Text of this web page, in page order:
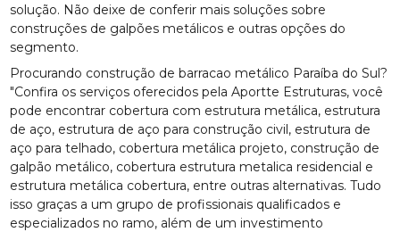
solução. Não deixe de conferir mais soluções sobre
construções de galpões metálicos e outras opções do
segmento.
Procurando construção de barracao metálico Paraíba do Sul?
"Confira os serviços oferecidos pela Aportte Estruturas, você
pode encontrar cobertura com estrutura metálica, estrutura
de aço, estrutura de aço para construção civil, estrutura de
aço para telhado, cobertura metálica projeto, construção de
galpão metálico, cobertura estrutura metalica residencial e
estrutura metálica cobertura, entre outras alternativas. Tudo
isso graças a um grupo de profissionais qualificados e
especializados no ramo, além de um investimento